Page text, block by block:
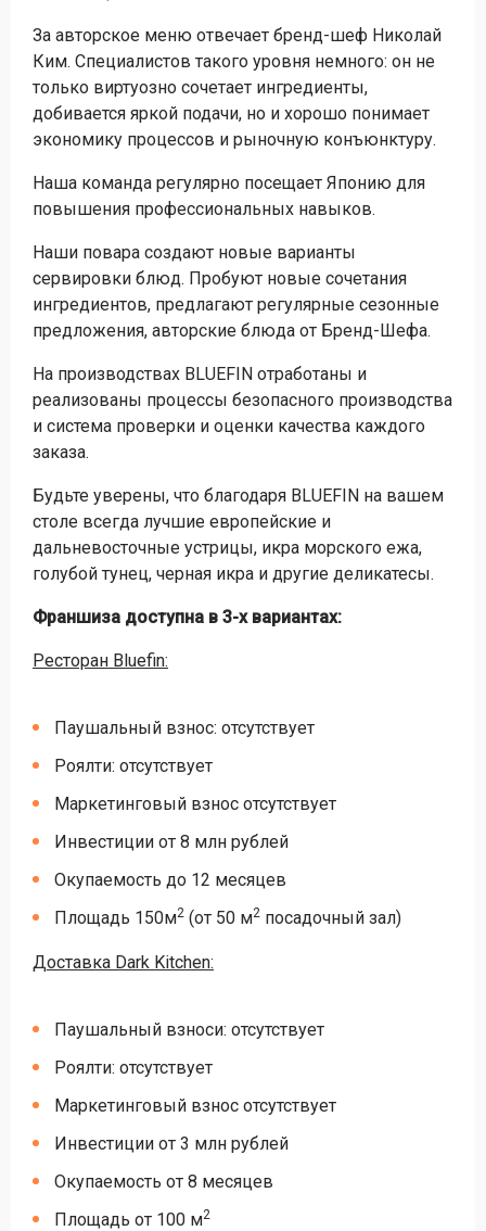
За авторское меню отвечает бренд-шеф Николай
Ким. Специалистов такого уровня немного: он не
только виртуозно сочетает ингредиенты,
добивается яркой подачи, но и хорошо понимает
экономику процессов и рыночную конъюнктуру.
Наша команда регулярно посещает Японию для
повышения профессиональных навыков.
Наши повара создают новые варианты
сервировки блюд. Пробуют новые сочетания
ингредиентов, предлагают регулярные сезонные
предложения, авторские блюда от Бренд-Шефа.
На производствах BLUEFIN отработаны и
реализованы процессы безопасного производства
и система проверки и оценки качества каждого
заказа.
Будьте уверены, что благодаря BLUEFIN на вашем
столе всегда лучшие европейские и
дальневосточные устрицы, икра морского ежа,
голубой тунец, черная икра и другие деликатесы.
Франшиза доступна в 3-х вариантах:
Ресторан Bluefin:
Паушальный взнос: отсутствует
Роялти: отсутствует
Маркетинговый взнос отсутствует
Инвестиции от 8 млн рублей
Окупаемость до 12 месяцев
Площадь 150м2 (от 50 м2 посадочный зал)
Доставка Dark Kitchen:
Паушальный взноси: отсутствует
Роялти: отсутствует
Маркетинговый взнос отсутствует
Инвестиции от 3 млн рублей
Окупаемость от 8 месяцев
Площадь от 100 м2